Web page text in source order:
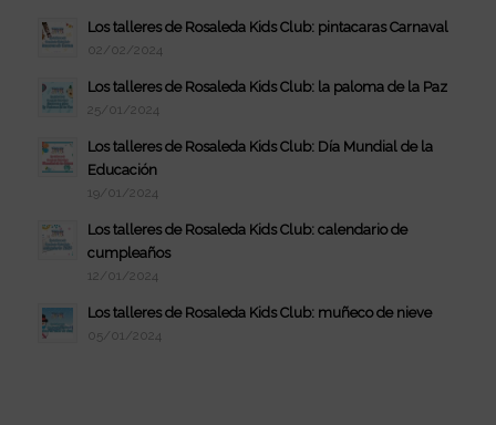
Los talleres de Rosaleda Kids Club: pintacaras Carnaval
02/02/2024
Los talleres de Rosaleda Kids Club: la paloma de la Paz
25/01/2024
Los talleres de Rosaleda Kids Club: Día Mundial de la
Educación
19/01/2024
Los talleres de Rosaleda Kids Club: calendario de
cumpleaños
12/01/2024
Los talleres de Rosaleda Kids Club: muñeco de nieve
05/01/2024